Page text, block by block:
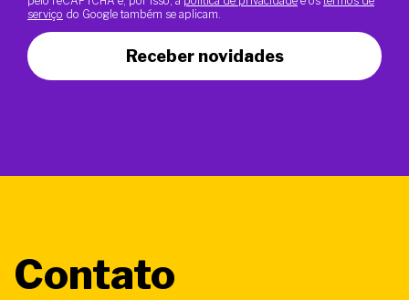
serviço do Google também se aplicam.
Receber novidades
Contato